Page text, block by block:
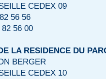
CEDEX 09
56 56
56 00
LA RESIDENCE DU
BERGER
CEDEX 10